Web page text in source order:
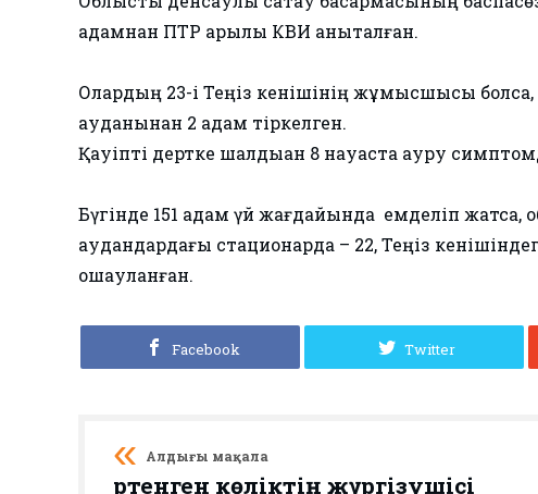
адамнан ПТР арқылы КВИ анықталған.
Олардың 23-і Теңіз кенішінің жұмысшысы
ауданынан 2 адам тіркелген.
Қауіпті дертке шалдыққан 8 науқаста ауру
Бүгінде 151 адам үй жағдайында емделіп жатса,
аудандардағы стационарда – 22, Теңіз
оқшауланған.
Facebook Twitter
Алдыңғы мақала
Өртенген көліктің жүргізушісі